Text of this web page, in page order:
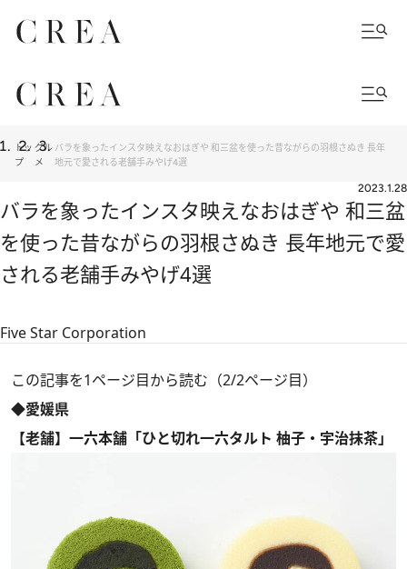
トッ
プ
グル
メ
バラを象ったインスタ映えなおはぎや 和三盆を使った昔ながらの羽根さぬき 長年
地元で愛される老舗手みやげ4選
2023.1.28
バラを象ったインスタ映えなおはぎや 和三盆
を使った昔ながらの羽根さぬき 長年地元で愛
される老舗手みやげ4選
Five Star Corporation
この記事を1ページ目から読む（2/2ページ目）
◆愛媛県
【老舗】一六本舗「ひと切れ一六タルト 柚子・宇治抹茶」